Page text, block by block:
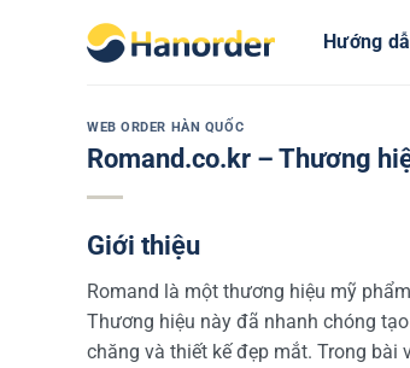
Hướng
WEB ORDER HÀN QUỐC
Romand.co.kr – Thương
Giới thiệu
Romand là một thương hiệu mỹ
Thương hiệu này đã nhanh chóng
chăng và thiết kế đẹp mắt. Trong bài